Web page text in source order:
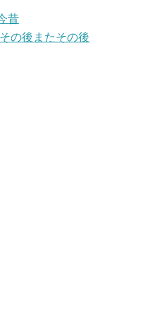
昔
の後またその後